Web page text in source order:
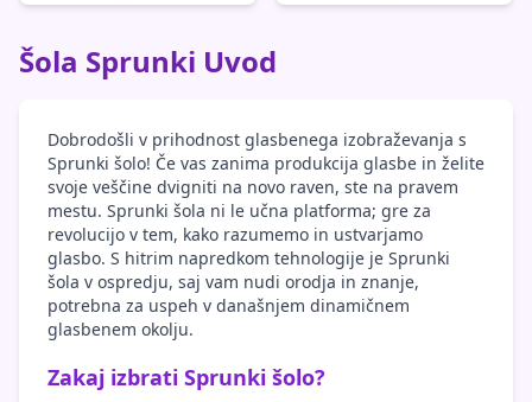
Šola Sprunki Uvod
Dobrodošli v prihodnost glasbenega izobraževanja s
Sprunki šolo! Če vas zanima produkcija glasbe in želite
svoje veščine dvigniti na novo raven, ste na pravem
mestu. Sprunki šola ni le učna platforma; gre za
revolucijo v tem, kako razumemo in ustvarjamo
glasbo. S hitrim napredkom tehnologije je Sprunki
šola v ospredju, saj vam nudi orodja in znanje,
potrebna za uspeh v današnjem dinamičnem
glasbenem okolju.
Zakaj izbrati Sprunki šolo?